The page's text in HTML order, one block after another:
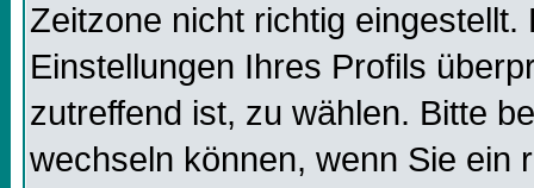
Zeitzone nicht richtig
Einstellungen Ihres Profils
zutreffend ist, zu wählen. Bitte
wechseln können, wenn Sie ein